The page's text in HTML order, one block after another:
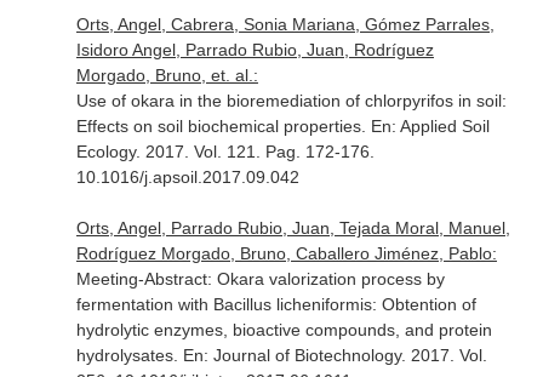
Orts, Angel, Cabrera, Sonia Mariana, Gómez Parrales,
Isidoro Angel, Parrado Rubio, Juan, Rodríguez
Morgado, Bruno, et. al.:
Use of okara in the bioremediation of chlorpyrifos in soil:
Effects on soil biochemical properties. En: Applied Soil
Ecology. 2017. Vol. 121. Pag. 172-176.
10.1016/j.apsoil.2017.09.042
Orts, Angel, Parrado Rubio, Juan, Tejada Moral, Manuel,
Rodríguez Morgado, Bruno, Caballero Jiménez, Pablo:
Meeting-Abstract: Okara valorization process by
fermentation with Bacillus licheniformis: Obtention of
hydrolytic enzymes, bioactive compounds, and protein
hydrolysates. En: Journal of Biotechnology. 2017. Vol.